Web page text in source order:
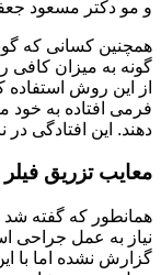
همچنین کسانی که
گونه به میزان کافی
از این روش استفاده
فرمی افتاده به
دهند. این افتادگی
معایب تزریق فیلر
همانطور که گفته شد
نیاز به عمل جراحی